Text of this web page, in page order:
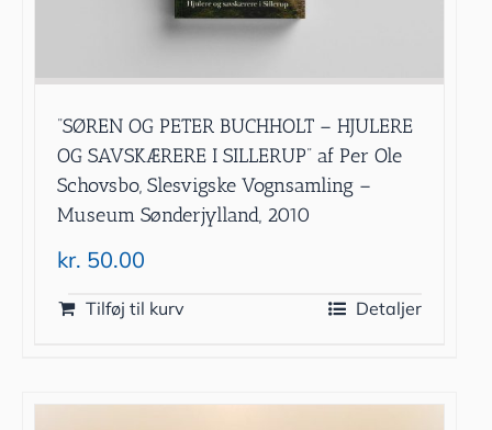
”SØREN OG PETER BUCHHOLT – HJULERE
OG SAVSKÆRERE I SILLERUP” af Per Ole
Schovsbo, Slesvigske Vognsamling –
Museum Sønderjylland, 2010
kr. 50.00
Tilføj til kurv Detaljer